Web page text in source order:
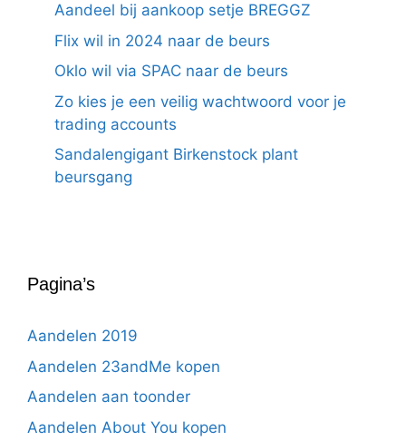
Aandeel bij aankoop setje BREGGZ
Flix wil in 2024 naar de beurs
Oklo wil via SPAC naar de beurs
Zo kies je een veilig wachtwoord voor je
trading accounts
Sandalengigant Birkenstock plant
beursgang
Pagina’s
Aandelen 2019
Aandelen 23andMe kopen
Aandelen aan toonder
Aandelen About You kopen